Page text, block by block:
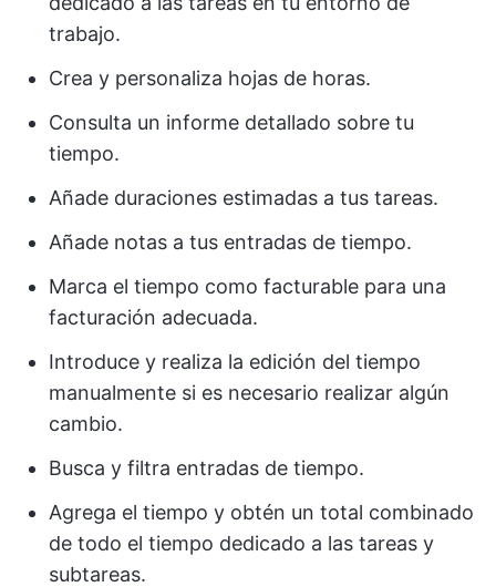
trabajo.
Crea y personaliza hojas de horas.
Consulta un informe detallado sobre tu
tiempo.
Añade duraciones estimadas a tus tareas.
Añade notas a tus entradas de tiempo.
Marca el tiempo como facturable para una
facturación adecuada.
Introduce y realiza la edición del tiempo
manualmente si es necesario realizar algún
cambio.
Busca y filtra entradas de tiempo.
Agrega el tiempo y obtén un total combinado
de todo el tiempo dedicado a las tareas y
subtareas.